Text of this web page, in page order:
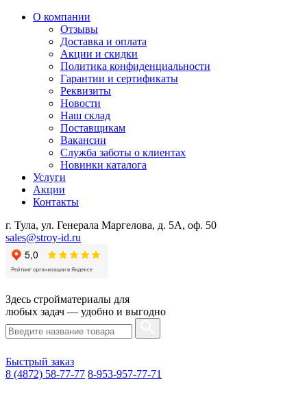
О компании
Отзывы
Доставка и оплата
Акции и скидки
Политика конфиденциальности
Гарантии и сертификаты
Реквизиты
Новости
Наш склад
Поставщикам
Вакансии
Служба заботы о клиентах
Новинки каталога
Услуги
Акции
Контакты
г. Тула, ул. Генерала Маргелова, д. 5А, оф. 50
sales@stroy-id.ru
Здесь стройматериалы для
любых задач — удобно и выгодно
Быстрый заказ
8 (4872) 58-77-77 8-953-957-77-71